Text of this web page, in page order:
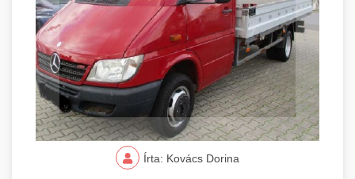
Írta: Kovács Dorina